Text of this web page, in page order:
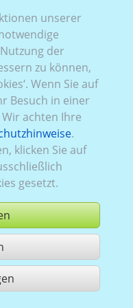
,aktuell (seit
Links
verglast
unserer
der
zu können,
Wenn Sie auf
Besuch in einer
achten Ihre
.
klicken Sie auf
gesetzt.